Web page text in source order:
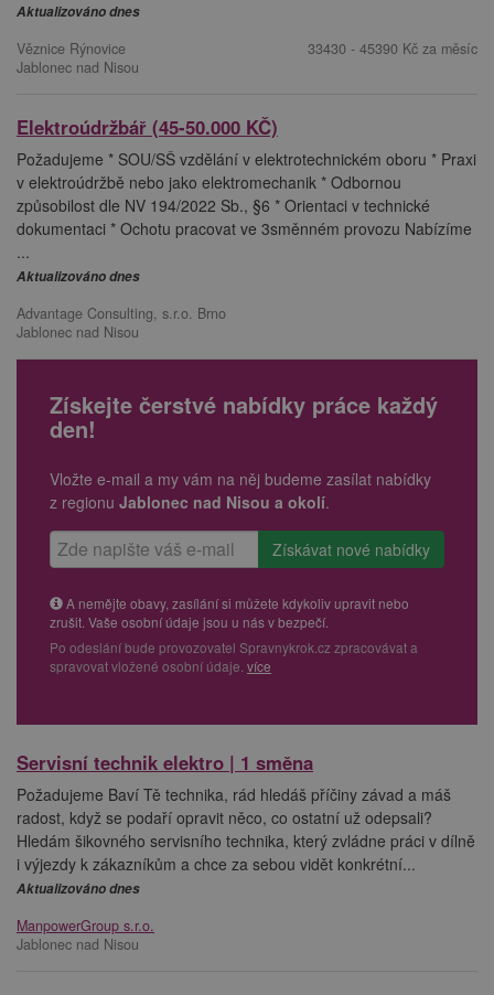
Aktualizováno dnes
Věznice Rýnovice
Jablonec nad Nisou
33430 - 45390 Kč za měsíc
Elektroúdržbář (45-50.000 KČ)
Požadujeme * SOU/SŠ vzdělání v elektrotechnickém oboru * Praxi
v elektroúdržbě nebo jako elektromechanik * Odbornou
způsobilost dle NV 194/2022 Sb., §6 * Orientaci v technické
dokumentaci * Ochotu pracovat ve 3směnném provozu Nabízíme
...
Aktualizováno dnes
Advantage Consulting, s.r.o. Brno
Jablonec nad Nisou
Získejte čerstvé nabídky práce každý
den!
Vložte e-mail a my vám na něj budeme zasílat nabídky
z regionu Jablonec nad Nisou a okolí.
A nemějte obavy, zasílání si můžete kdykoliv upravit nebo
zrušit. Vaše osobní údaje jsou u nás v bezpečí.
Po odeslání bude provozovatel Spravnykrok.cz zpracovávat a
spravovat vložené osobní údaje. více
Servisní technik elektro | 1 směna
Požadujeme Baví Tě technika, rád hledáš příčiny závad a máš
radost, když se podaří opravit něco, co ostatní už odepsali?
Hledám šikovného servisního technika, který zvládne práci v dílně
i výjezdy k zákazníkům a chce za sebou vidět konkrétní...
Aktualizováno dnes
ManpowerGroup s.r.o.
Jablonec nad Nisou